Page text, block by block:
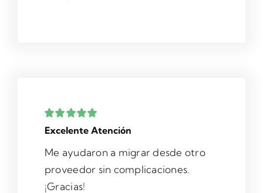
Excelente Atención
Me ayudaron a migrar desde otro
proveedor sin complicaciones.
¡Gracias!